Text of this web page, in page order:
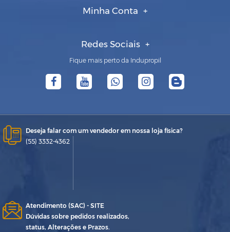
Minha Conta
Redes Sociais
Fique mais perto da Indupropil
Deseja falar com um vendedor em nossa loja física?
(55) 3332-4362
Atendimento (SAC) - SITE
Dúvidas sobre pedidos realizados,
status, Alterações e Prazos.